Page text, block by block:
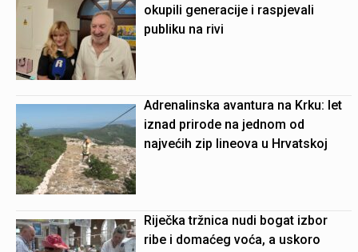
okupili generacije i raspjevali
publiku na rivi
Adrenalinska avantura na Krku: let
iznad prirode na jednom od
najvećih zip lineova u Hrvatskoj
Riječka tržnica nudi bogat izbor
ribe i domaćeg voća, a uskoro